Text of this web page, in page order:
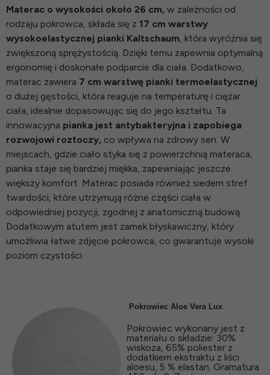
Materac o wysokości około 26 cm, w zależności od
rodzaju pokrowca, składa się z 17 cm warstwy
wysokoelastycznej pianki Kaltschaum, która wyróżnia się
zwiększoną sprężystością. Dzięki temu zapewnia optymalną
ergonomię i doskonałe podparcie dla ciała. Dodatkowo,
materac zawiera 7 cm warstwę pianki termoelastycznej
o dużej gęstości, która reaguje na temperaturę i ciężar
ciała, idealnie dopasowując się do jego kształtu. Ta
innowacyjna pianka jest antybakteryjna i zapobiega
rozwojowi roztoczy, co wpływa na zdrowy sen. W
miejscach, gdzie ciało styka się z powierzchnią materaca,
pianka staje się bardziej miękka, zapewniając jeszcze
większy komfort. Materac posiada również siedem stref
twardości, które utrzymują różne części ciała w
odpowiedniej pozycji, zgodnej z anatomiczną budową.
Dodatkowym atutem jest zamek błyskawiczny, który
umożliwia łatwe zdjęcie pokrowca, co gwarantuje wysoki
poziom czystości.
Pokrowiec Aloe Vera Lux
Pokrowiec wykonany jest z
materiału o składzie: 30%
wiskoza, 65% poliester z
dodatkiem ekstraktu z liści
aloesu, 5 % elastan. Gramatura